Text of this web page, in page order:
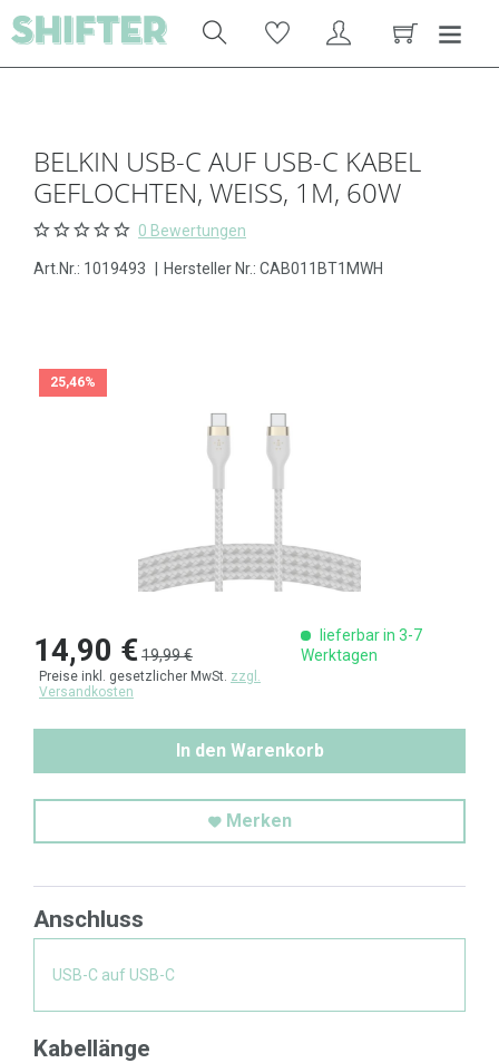
BELKIN USB-C AUF USB-C KABEL
GEFLOCHTEN, WEISS, 1M, 60W
0 Bewertungen
Art.Nr.: 1019493 Hersteller Nr.: CAB011BT1MWH
25,46%
14,90 €19,99 €
Preise inkl. gesetzlicher MwSt. zzgl.
Versandkosten
lieferbar in 3-7
Werktagen
In den Warenkorb
Merken
Anschluss
USB-C auf USB-C
Kabellänge